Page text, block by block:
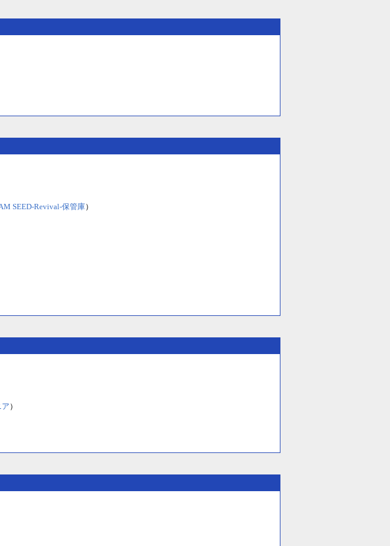
SEED-Revival-保管庫）
ア）